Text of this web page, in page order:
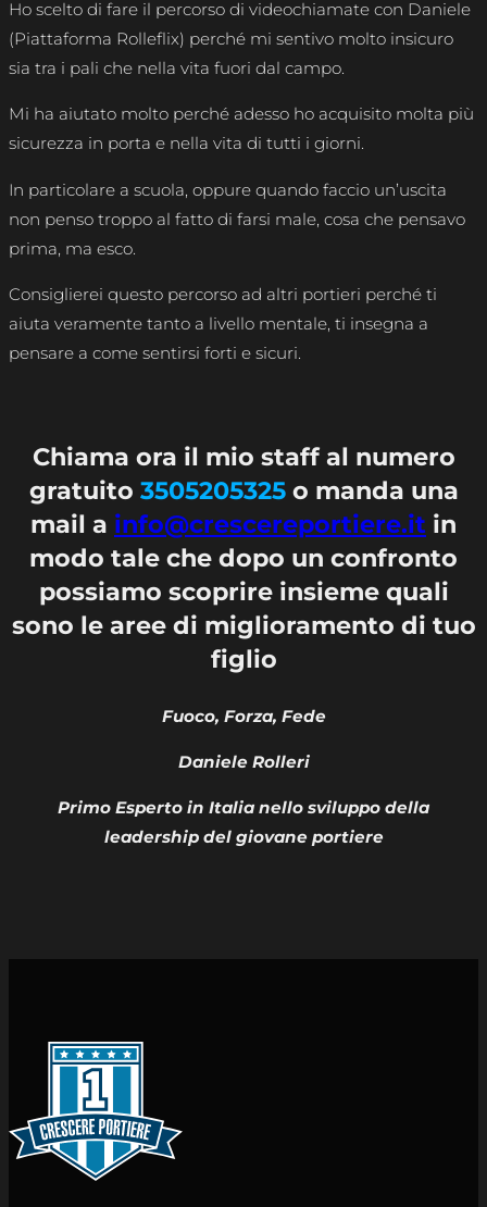
Ho scelto di fare il percorso di videochiamate con Daniele
(Piattaforma Rolleflix) perché mi sentivo molto insicuro
sia tra i pali che nella vita fuori dal campo.
Mi ha aiutato molto perché adesso ho acquisito molta più
sicurezza in porta e nella vita di tutti i giorni.
In particolare a scuola, oppure quando faccio un’uscita
non penso troppo al fatto di farsi male, cosa che pensavo
prima, ma esco.
Consiglierei questo percorso ad altri portieri perché ti
aiuta veramente tanto a livello mentale, ti insegna a
pensare a come sentirsi forti e sicuri.
Chiama ora il mio staff al numero
gratuito 3505205325o manda una
mail a info@crescereportiere.it in
modo tale che dopo un confronto
possiamo scoprire insieme quali
sono le aree di miglioramento di tuo
figlio
Fuoco, Forza, Fede
Daniele Rolleri
Primo Esperto in Italia nello sviluppo della
leadership del giovane portiere